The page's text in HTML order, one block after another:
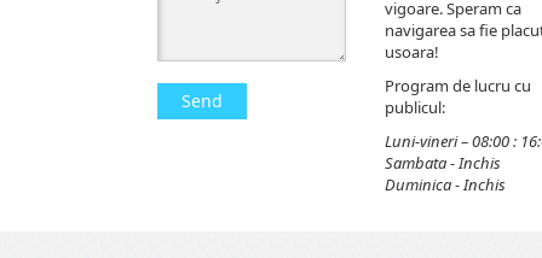
Send
vigoare. Speram ca
navigarea sa fie
usoara!
Program de lucru cu
publicul:
Luni-vineri – 08:00 :
Sambata - Inchis
Duminica - Inchis